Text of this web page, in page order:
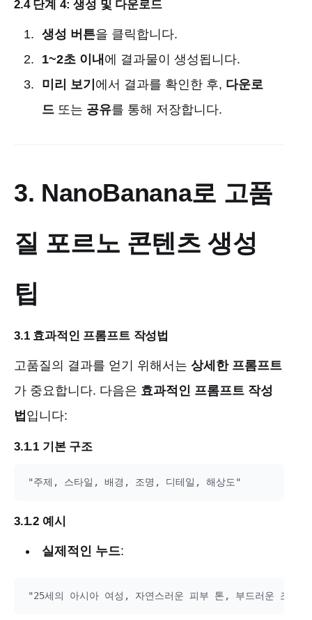
2.4 단계 4: 생성 및 다운로드
생성 버튼을 클릭합니다.
1~2초 이내 에 결과물이 생성됩니다.
미리 보기 에서 결과를 확인한 후, 다운로
드또는 공유를 통해 저장합니다.
3. NanoBanana로 고품
질 포르노 콘텐츠 생성
팁
3.1 효과적인 프롬프트 작성법
고품질의 결과를 얻기 위해서는 상세한 프롬프트
가 중요합니다. 다음은 효과적인 프롬프트 작성
법 입니다:
3.1.1 기본 구조
3.1.2 예시
실제적인 누드: